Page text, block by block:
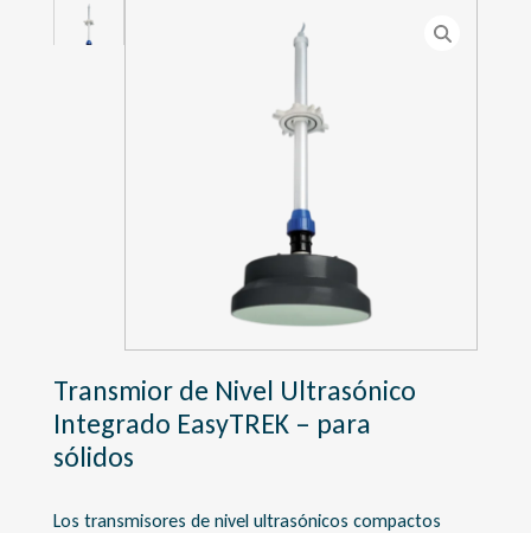
Transmior de Nivel Ultrasónico
Integrado EasyTREK – para
sólidos
Los transmisores de nivel ultrasónicos compactos